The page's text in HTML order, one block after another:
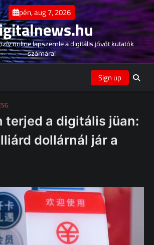
pén, aug 7, 2026
online lapszemle a digitális jővőt kutatók
számára!
Sign up
terjed a digitális jüan:
dollárnál jár a